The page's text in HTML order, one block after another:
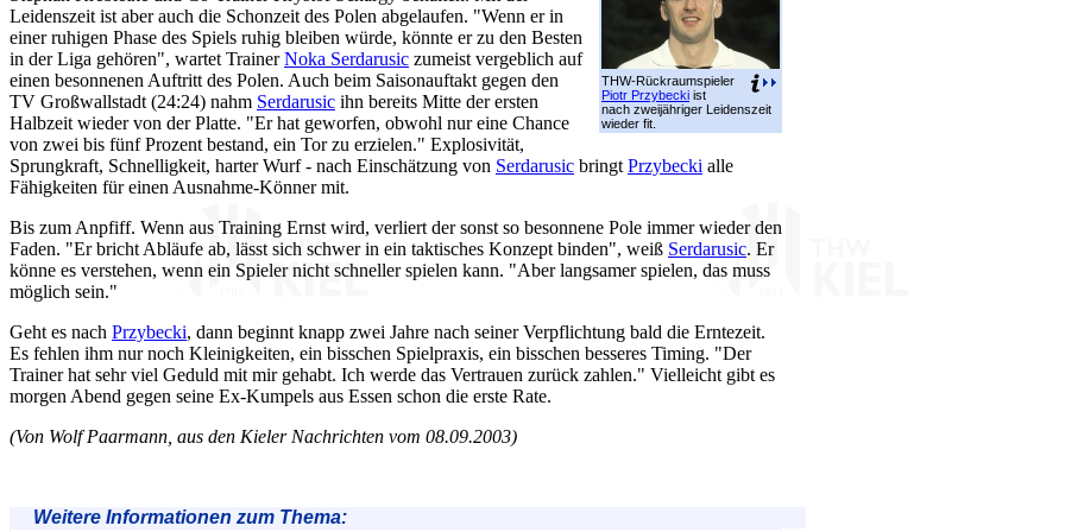
THW-Rückraumspieler
Piotr Przybecki ist
nach zweijähriger Leidenszeit
wieder fit.
Leidenszeit ist aber auch die Schonzeit des Polen abgelaufen. "Wenn er in
einer ruhigen Phase des Spiels ruhig bleiben würde, könnte er zu den Besten
in der Liga gehören", wartet TrainerNoka Serdarusic zumeist vergeblich auf
einen besonnenen Auftritt des Polen. Auch beim Saisonauftakt gegen den
TV Großwallstadt (24:24) nahm Serdarusic ihn bereits Mitte der ersten
Halbzeit wieder von der Platte. "Er hat geworfen, obwohl nur eine Chance
von zwei bis fünf Prozent bestand, ein Tor zu erzielen." Explosivität,
Sprungkraft, Schnelligkeit, harter Wurf - nach Einschätzung von Serdarusic bringt Przybecki alle
Fähigkeiten für einen Ausnahme-Könner mit.
Bis zum Anpfiff. Wenn aus Training Ernst wird, verliert der sonst so besonnene Pole immer wieder den
Faden. "Er bricht Abläufe ab, lässt sich schwer in ein taktisches Konzept binden", weiß Serdarusic. Er
könne es verstehen, wenn ein Spieler nicht schneller spielen kann. "Aber langsamer spielen, das muss
möglich sein."
Geht es nach Przybecki, dann beginnt knapp zwei Jahre nach seiner Verpflichtung bald die Erntezeit.
Es fehlen ihm nur noch Kleinigkeiten, ein bisschen Spielpraxis, ein bisschen besseres Timing. "Der
Trainer hat sehr viel Geduld mit mir gehabt. Ich werde das Vertrauen zurück zahlen." Vielleicht gibt es
morgen Abend gegen seine Ex-Kumpels aus Essen schon die erste Rate.
(Von Wolf Paarmann, aus den Kieler Nachrichten vom 08.09.2003)
Weitere Informationen zum Thema: